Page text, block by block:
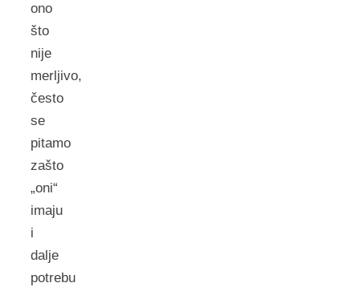
ono
što
nije
merljivo,
često
se
pitamo
zašto
„oni“
imaju
i
dalje
potrebu